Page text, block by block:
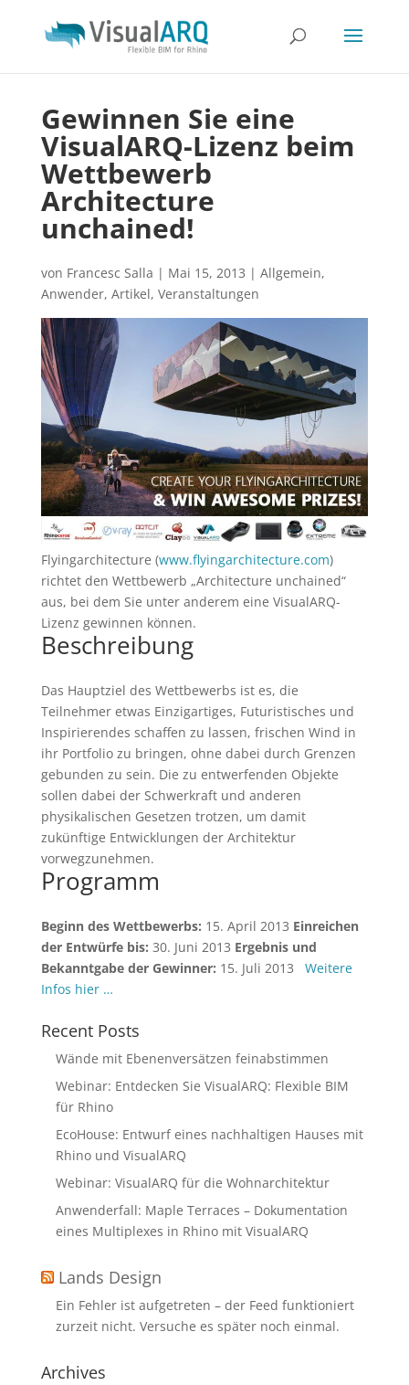
Gewinnen Sie eine
VisualARQ-Lizenz beim
Wettbewerb
Architecture
unchained!
von Francesc Salla | Mai 15, 2013 | Allgemein,
Anwender, Artikel, Veranstaltungen
Flyingarchitecture (www.flyingarchitecture.com)
richtet den Wettbewerb „Architecture unchained“
aus, bei dem Sie unter anderem eine VisualARQ-
Lizenz gewinnen können.
Beschreibung
Das Hauptziel des Wettbewerbs ist es, die
Teilnehmer etwas Einzigartiges, Futuristisches und
Inspirierendes schaffen zu lassen, frischen Wind in
ihr Portfolio zu bringen, ohne dabei durch Grenzen
gebunden zu sein. Die zu entwerfenden Objekte
sollen dabei der Schwerkraft und anderen
physikalischen Gesetzen trotzen, um damit
zukünftige Entwicklungen der Architektur
vorwegzunehmen.
Programm
Beginn des Wettbewerbs: 15. April 2013 Einreichen
der Entwürfe bis: 30. Juni 2013 Ergebnis und
Bekanntgabe der Gewinner: 15. Juli 2013 Weitere
Infos hier …
Recent Posts
Wände mit Ebenenversätzen feinabstimmen
Webinar: Entdecken Sie VisualARQ: Flexible BIM
für Rhino
EcoHouse: Entwurf eines nachhaltigen Hauses mit
Rhino und VisualARQ
Webinar: VisualARQ für die Wohnarchitektur
Anwenderfall: Maple Terraces – Dokumentation
eines Multiplexes in Rhino mit VisualARQ
Lands Design
Ein Fehler ist aufgetreten – der Feed funktioniert
zurzeit nicht. Versuche es später noch einmal.
Archives